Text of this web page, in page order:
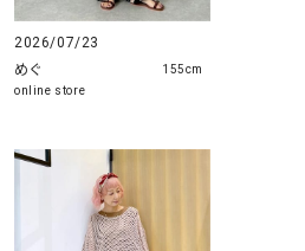
2026/07/23
めぐ
online store
155cm